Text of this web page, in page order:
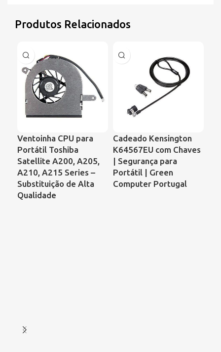
Produtos Relacionados
Ventoinha CPU para
Portátil Toshiba
Satellite A200, A205,
A210, A215 Series –
Substituição de Alta
Qualidade
Cadeado Kensington
K64567EU com Chaves
| Segurança para
Portátil | Green
Computer Portugal